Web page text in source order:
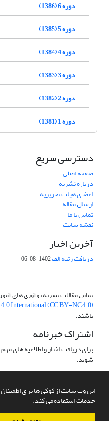
این وب سایت از کوکی ها برای اطمینان
خدمات استفاده می کند.
دوره 6 (1386)
دوره 5 (1385)
دوره 4 (1384)
دوره 3 (1383)
دوره 2 (1382)
دوره 1 (1381)
دسترسی سریع
صفحه اصلی
درباره نشریه
اعضای هیات تحریریه
ارسال مقاله
تماس با ما
نقشه سایت
آخرین اخبار
دریافت رتبه الف1402-08-06
تمامی مقالات نشریه نوآوری های
International (CC BY-NC 4.0)
باشند.
اشتراک خبرنامه
برای دریافت اخبار و اطلاعیه های
شوید.